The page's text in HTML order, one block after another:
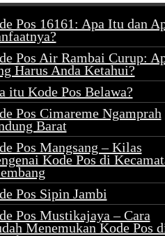
Pos 16161: Apa Itu dan
Pos Air Rambai Curup:
Harus Anda Ketahui?
itu Kode Pos Belawa?
Pos Cimareme Ngamprah
Barat
Pos Mangsang – Kilas
Kode Pos di
Pos Sipin Jambi
Pos Mustikajaya – Cara
Menemukan Kode Pos